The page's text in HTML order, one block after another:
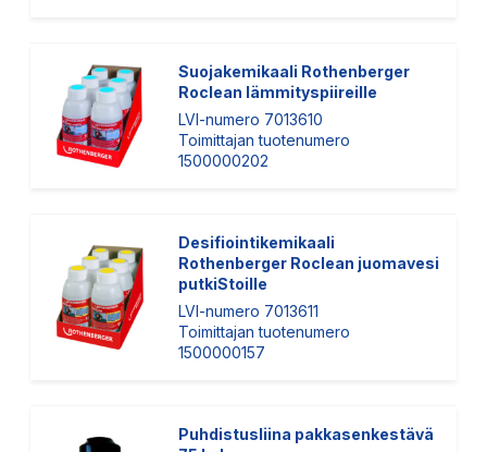
Suojakemikaali Rothenberger
Roclean lämmityspiireille
LVI-numero 7013610
Toimittajan tuotenumero
1500000202
Desifiointikemikaali
Rothenberger Roclean juomavesi
putkiStoille
LVI-numero 7013611
Toimittajan tuotenumero
1500000157
Puhdistusliina pakkasenkestävä